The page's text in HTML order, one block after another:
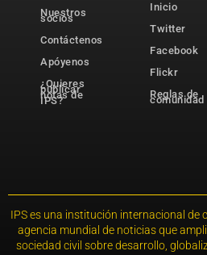
Nuestros
socios
Contáctenos
Apóyenos
¿Quieres
publicar
notas de
IPS?
Inicio
Twitter
Facebook
Flickr
Reglas de
comunidad
IPS es una institución internacional de
agencia mundial de noticias que
sociedad civil sobre desarrollo,